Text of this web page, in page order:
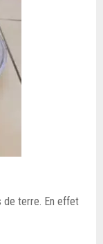
de terre. En effet